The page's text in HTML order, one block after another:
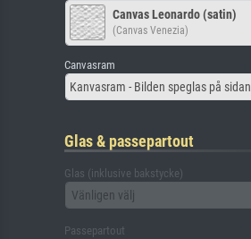
Canvas Leonardo (satin)
(Canvas Venezia)
Canvasram
Kanvasram - Bilden speglas på sidan
Glas & passepartout
Glas (inklusive bakstycke)
Vänligen välj
Passepartout